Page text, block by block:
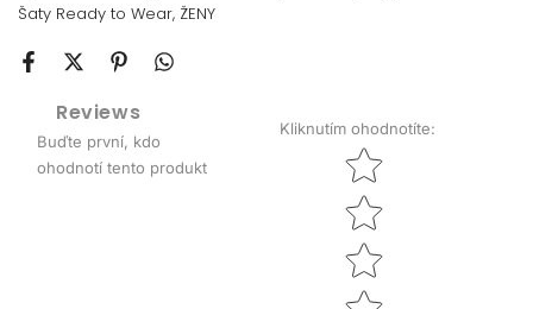
Šaty Ready to Wear ŽENY
Reviews
Buďte první, kdo
ohodnotí tento produkt
Kliknutím ohodnotíte:
Star rating